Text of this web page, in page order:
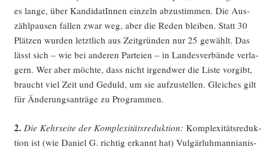
es lan­ge, über Kan­di­da­tIn­nen ein­zeln abzu­stim­men. Die Aus­
zähl­pau­sen fal­len zwar weg, aber die Reden blei­ben. Statt 30
Plät­zen wur­den letzt­lich aus Zeit­grün­den nur 25 gewählt. Das
lässt sich – wie bei ande­ren Par­tei­en – in Lan­des­ver­bän­de ver­la­
gern. Wer aber möch­te, dass nicht irgend­wer die Lis­te vor­gibt,
braucht viel Zeit und Geduld, um sie auf­zu­stel­len. Glei­ches gilt
für Ände­rungs­an­trä­ge zu Programmen.
2. Die Kehr­sei­te der Kom­ple­xi­täts­re­duk­ti­on: Kom­ple­xi­täts­re­duk­
ti­on ist (wie Dani­el G. rich­tig erkannt hat) Vul­gär­luh­man­nia­nis­